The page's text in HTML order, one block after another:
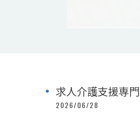
求人介護支援専
2026/06/28